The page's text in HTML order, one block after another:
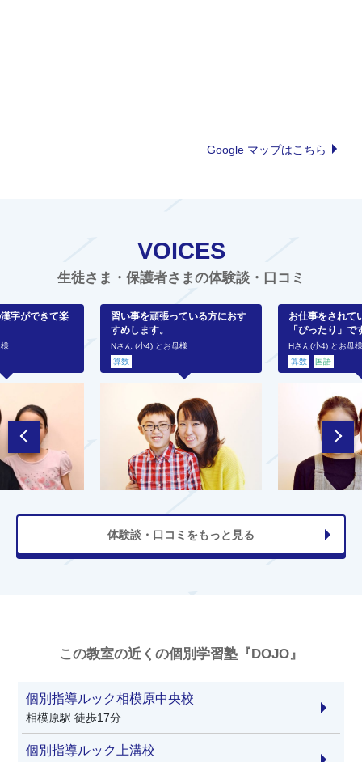
Google マップはこちら
VOICES
生徒さま・保護者さまの体験談・口コミ
字ができて楽
習い事を頑張っている方におす
すめします。
Nさん (小4) とお母様
算数
お仕事をされて
「ぴったり」で
Hさん(小4) とお母
算数
国語
体験談・口コミをもっと見る
この教室の近くの個別学習塾『DOJO』
個別指導ルック相模原中央校
相模原駅 徒歩17分
個別指導ルック上溝校